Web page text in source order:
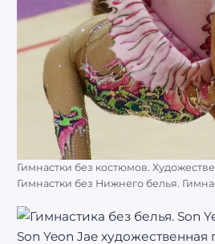
Гимнастки без костюмов.
Гимнастки без Нижнего белья.